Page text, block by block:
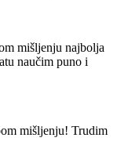
mišljenju najbolja
naučim puno i
mišljenju! Trudim